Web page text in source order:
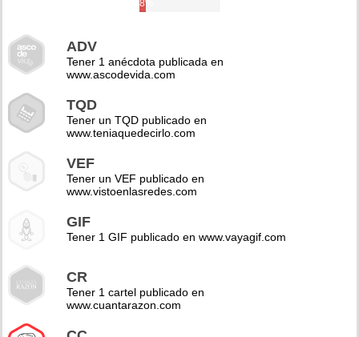
8%
ADV
Tener 1 anécdota publicada en
www.ascodevida.com
TQD
Tener un TQD publicado en
www.teniaquedecirlo.com
VEF
Tener un VEF publicado en
www.vistoenlasredes.com
GIF
Tener 1 GIF publicado en www.vayagif.com
CR
Tener 1 cartel publicado en
www.cuantarazon.com